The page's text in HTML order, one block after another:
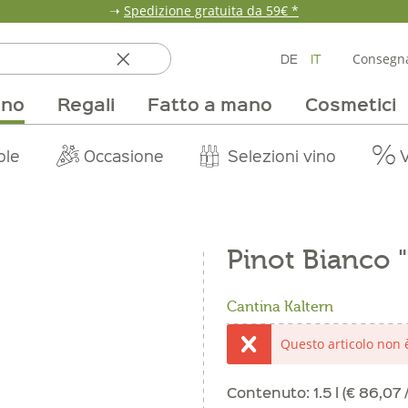
➝ Spedizione gratuita da 59€ *
DE IT
Regali Fatto a mano Cosmetici
Mondo delle fragole Mondo delle
Pane, pasta e cereali Provviste
Occasione Selezioni vino
Borse e confezioni
& fragranze
Team Nostri mercati Pur Exclusive Online
Pinot Bianco
Cantina Kaltern
Questo articolo non
Contenuto:1.5 l (€ 86,07